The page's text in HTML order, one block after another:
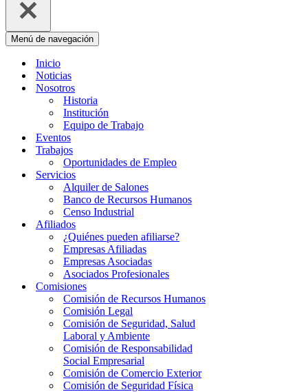
Menú de navegación
Inicio
Noticias
Nosotros
Historia
Institución
Equipo de Trabajo
Eventos
Trabajos
Oportunidades de Empleo
Servicios
Alquiler de Salones
Banco de Recursos Humanos
Censo Industrial
Afiliados
¿Quiénes pueden afiliarse?
Empresas Afiliadas
Empresas Asociadas
Asociados Profesionales
Comisiones
Comisión de Recursos Humanos
Comisión Legal
Comisión de Seguridad, Salud
Laboral y Ambiente
Comisión de Responsabilidad
Social Empresarial
Comisión de Comercio Exterior
Comisión de Seguridad Física